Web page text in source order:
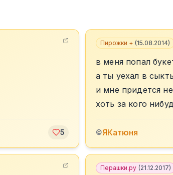
5
Пирожки + (15.08.2014)
в меня попал
а ты уехал в
и мне придется
хоть за кого
©ЯКатюня
Перашки.ру (21.12.2017)